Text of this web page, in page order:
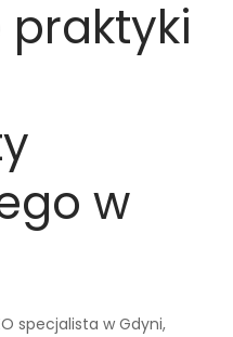
praktyki
w
specjalista w Gdyni,